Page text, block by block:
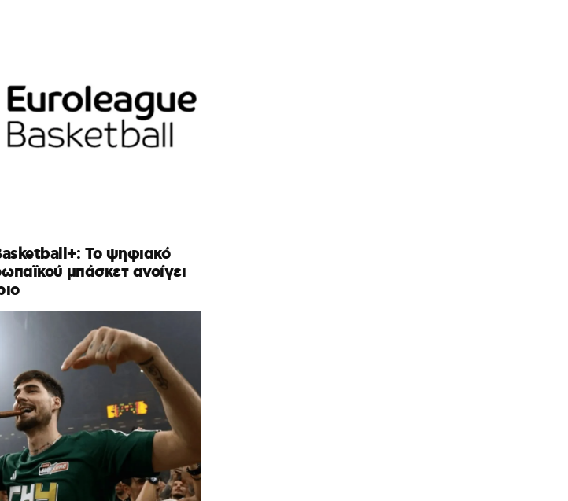
Το ψηφιακό
μπάσκετ ανοίγει